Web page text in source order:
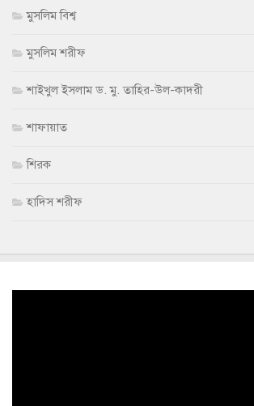
মুসলিম বিশ্ব
মুসলিম শরীফ
শাইখুল ইসলাম ড. মু. তাহির-উল-কাদরী
শাফায়াত
শিরক
হাদিস শরীফ